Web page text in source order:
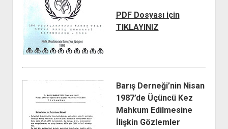
PDF Dosyası için
TIKLAYINIZ
Barış Derneği’nin Nisan
1987’de Üçüncü Kez
Mahkum Edilmesine
İlişkin Gözlemler